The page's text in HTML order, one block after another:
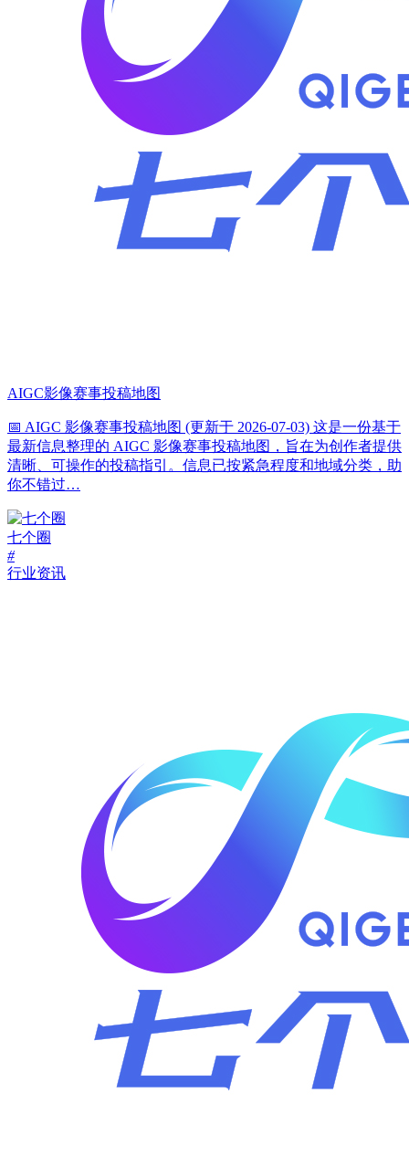
AIGC影像赛事投稿地图
📅 AIGC 影像赛事投稿地图 (更新于 2026-07-03) 这是一份基于
最新信息整理的 AIGC 影像赛事投稿地图，旨在为创作者提供
清晰、可操作的投稿指引。信息已按紧急程度和地域分类，助
你不错过…
七个圈
#
行业资讯